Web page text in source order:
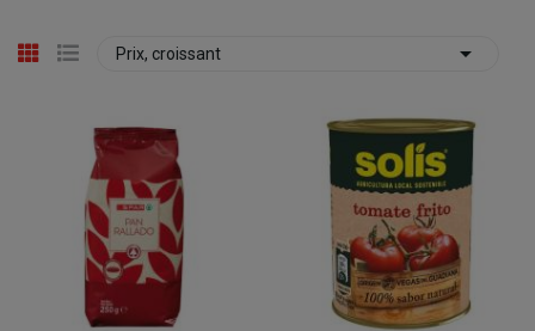
Prix, croissant 